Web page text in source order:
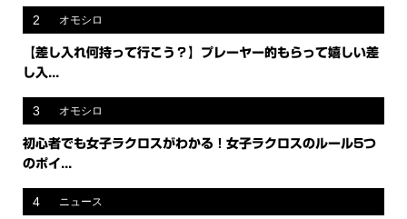
2 オモシロ
【差し入れ何持って行こう？】プレーヤー的もらって嬉しい差
し入...
3 オモシロ
初心者でも女子ラクロスがわかる！女子ラクロスのルール5つ
のポイ...
4 ニュース